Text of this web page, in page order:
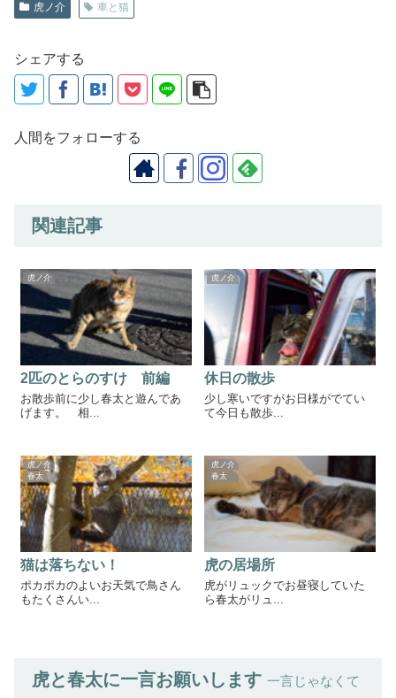
虎ノ介 車と猫
シェアする
人間をフォローする
関連記事
虎ノ介
2匹のとらのすけ 前編
お散歩前に少し春太と遊んであ
げます。 相...
虎ノ介
休日の散歩
少し寒いですがお日様がでてい
て今日も散歩...
虎ノ介
春太
猫は落ちない！
ポカポカのよいお天気で鳥さん
もたくさんい...
虎ノ介
春太
虎の居場所
虎がリュックでお昼寝していた
ら春太がリュ...
虎と春太に一言お願いします 一言じゃなくて